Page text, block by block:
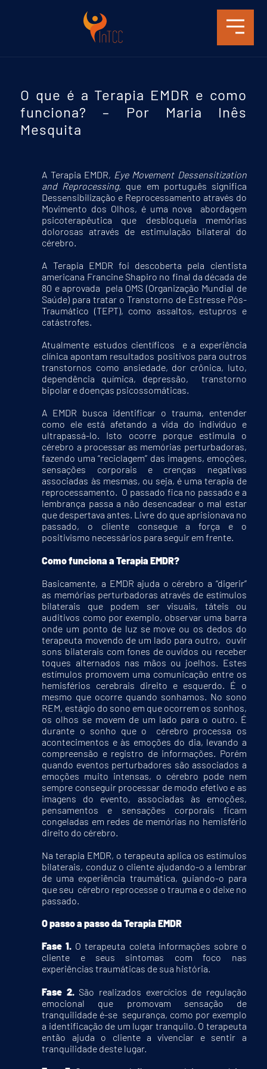
O que é a Terapia EMDR e como
funciona? – Por Maria Inês
Mesquita
A Terapia EMDR, Eye Movement Dessensitization
and Reprocessing, que em português significa
Dessensibilização e Reprocessamento através do
Movimento dos Olhos, é uma nova abordagem
psicoterapêutica que desbloqueia memórias
dolorosas através de estimulação bilateral do
cérebro.
A Terapia EMDR foi descoberta pela cientista
americana Francine Shapiro no final da década de
80 e aprovada pela OMS (Organização Mundial de
Saúde) para tratar o Transtorno de Estresse Pós-
Traumático (TEPT), como assaltos, estupros e
catástrofes.
Atualmente estudos científicos e a experiência
clínica apontam resultados positivos para outros
transtornos como ansiedade, dor crônica, luto,
dependência química, depressão, transtorno
bipolar e doenças psicossomáticas.
A EMDR busca identificar o trauma, entender
como ele está afetando a vida do indivíduo e
ultrapassá-lo. Isto ocorre porque estimula o
cérebro a processar as memórias perturbadoras,
fazendo uma “reciclagem” das imagens, emoções,
sensações corporais e crenças negativas
associadas às mesmas, ou seja, é uma terapia de
reprocessamento. O passado fica no passado e a
lembrança passa a não desencadear o mal estar
que despertava antes. Livre do que aprisionava no
passado, o cliente consegue a força e o
positivismo necessários para seguir em frente.
Como funciona a Terapia EMDR?
Basicamente, a EMDR ajuda o cérebro a “digerir”
as memórias perturbadoras através de estímulos
bilaterais que podem ser visuais, táteis ou
auditivos como por exemplo, observar uma barra
onde um ponto de luz se move ou os dedos do
terapeuta movendo de um lado para outro, ouvir
sons bilaterais com fones de ouvidos ou receber
toques alternados nas mãos ou joelhos. Estes
estímulos promovem uma comunicação entre os
hemisférios cerebrais direito e esquerdo. É o
mesmo que ocorre quando sonhamos. No sono
REM, estágio do sono em que ocorrem os sonhos,
os olhos se movem de um lado para o outro. É
durante o sonho que o cérebro processa os
acontecimentos e às emoções do dia, levando a
compreensão e registro de informações. Porém
quando eventos perturbadores são associados a
emoções muito intensas, o cérebro pode nem
sempre conseguir processar de modo efetivo e as
imagens do evento, associadas às emoções,
pensamentos e sensações corporais ficam
congeladas em redes de memórias no hemisfério
direito do cérebro.
Na terapia EMDR, o terapeuta aplica os estímulos
bilaterais, conduz o cliente ajudando-o a lembrar
de uma experiência traumática, guiando-o para
que seu cérebro reprocesse o trauma e o deixe no
passado.
O passo a passo da Terapia EMDR
Fase 1. O terapeuta coleta informações sobre o
cliente e seus sintomas com foco nas
experiências traumáticas de sua história.
Fase 2. São realizados exercícios de regulação
emocional que promovam sensação de
tranquilidade é-se segurança, como por exemplo
a identificação de um lugar tranquilo. O terapeuta
então ajuda o cliente a vivenciar e sentir a
tranquilidade deste lugar.